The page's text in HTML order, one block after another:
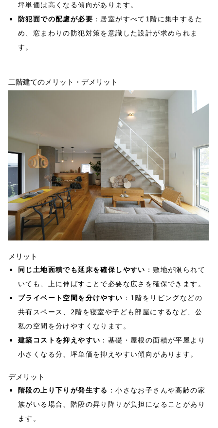
法人の方はこちら
坪単価は高くなる傾向があります。
防犯面での配慮が必要 ：居室がすべて1階に集中するた
め、窓まわりの防犯対策を意識した設計が求められま
す。
二階建てのメリット・デメリット
メリット
同じ土地面積でも延床を確保しやすい ：敷地が限られて
いても、上に伸ばすことで必要な広さを確保できます。
プライベート空間を分けやすい ：1階をリビングなどの
共有スペース、2階を寝室や子ども部屋にするなど、公
私の空間を分けやすくなります。
建築コストを抑えやすい ：基礎・屋根の面積が平屋より
小さくなる分、坪単価を抑えやすい傾向があります。
デメリット
階段の上り下りが発生する ：小さなお子さんや高齢の家
族がいる場合、階段の昇り降りが負担になることがあり
ます。